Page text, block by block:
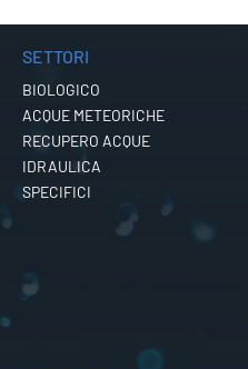
SETTORI
BIOLOGICO
ACQUE METEORICHE
RECUPERO ACQUE
IDRAULICA
SPECIFICI